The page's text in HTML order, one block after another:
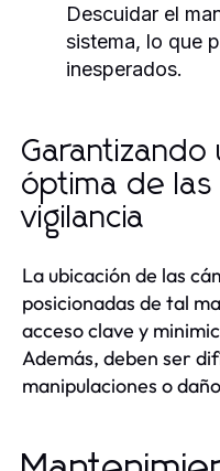
Descuidar el
sistema, lo que
inesperados.
Garantizando
óptima de las
vigilancia
La ubicación de las
posicionadas de tal
acceso clave y
Además, deben ser
manipulaciones o